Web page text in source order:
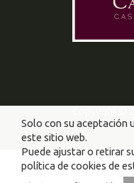
Solo con su aceptación
este sitio web.
Puede ajustar o retirar
política de cookies de